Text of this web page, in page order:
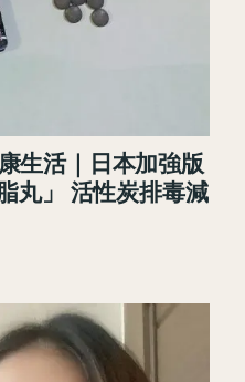
生活｜日本加強版
丸」 活性炭排毒減